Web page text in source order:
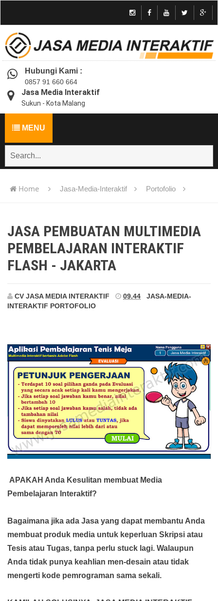
Hubungi Kami :
0857 91 660 664
Jasa Media Interaktif
Sukun - Kota Malang
MENU
Home Jasa-Media-Interaktif Portofolio
JASA PEMBUATAN MULTIMEDIA
PEMBELAJARAN INTERAKTIF
FLASH - JAKARTA
CV JASA MEDIA INTERAKTIF 09.44
JASA-MEDIA-
INTERAKTIF PORTOFOLIO
APAKAH Anda Kesulitan membuat Media
Pembelajaran Interaktif?
Bagaimana jika ada Jasa yang dapat membantu Anda
membuat produk media untuk keperluan Skripsi atau
Tesis atau Tugas, tanpa perlu stuck lagi. Walaupun
Anda tidak punya keahlian men-desain atau tidak
mengerti kode pemrograman sama sekali.